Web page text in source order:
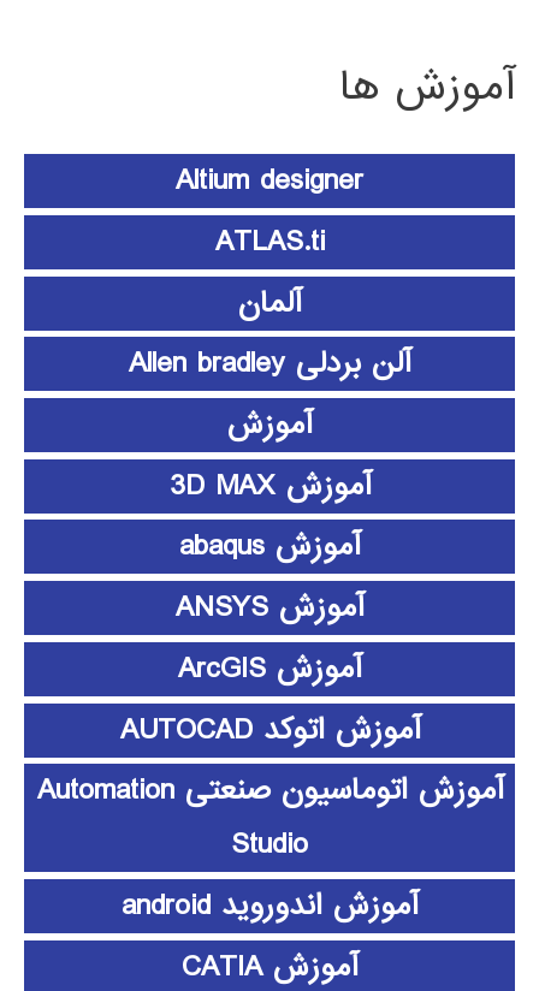
آموزش ها
Altium designer
ATLAS.ti
آلمان
آلن بردلی Allen bradley
آموزش
آموزش 3D MAX
آموزش abaqus
آموزش ANSYS
آموزش ArcGIS
آموزش اتوکد AUTOCAD
آموزش اتوماسیون صنعتی Automation
Studio
آموزش اندوروید android
آموزش CATIA